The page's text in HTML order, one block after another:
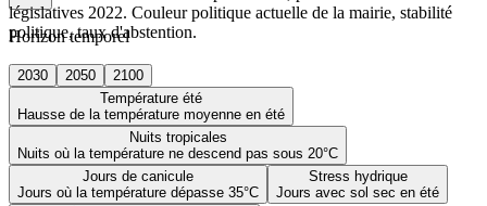
Horizon temporel
2030 2050
2100
Température été
Hausse de la température moyenne en été
Nuits tropicales
Nuits où la température ne descend pas sous 20°C
Jours de canicule
Jours où la température dépasse 35°C
Stress hydrique
Jours avec sol sec en été
législatives 2022. Couleur politique actuelle de la mairie, stabilité
politique, taux d'abstention.